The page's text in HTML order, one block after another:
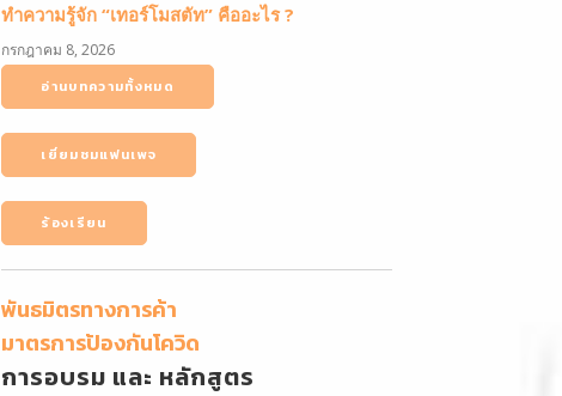
ทำความรู้จัก “เทอร์โมสตัท” คืออะไร ?
กรกฎาคม 8, 2026
อ่านบทความทั้งหมด
เยี่ยมชมแฟนเพจ
ร้องเรียน
พันธมิตรทางการค้า
มาตรการป้องกันโควิด
การอบรม และ หลักสูตร